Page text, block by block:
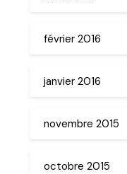
février 2016
janvier 2016
novembre 2015
octobre 2015